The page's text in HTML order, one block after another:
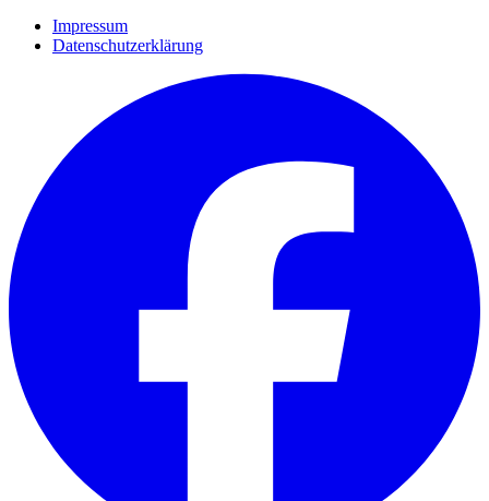
Impressum
Datenschutzerklärung